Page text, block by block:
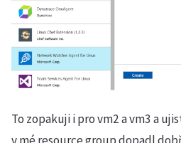
To zopakuji i pro vm2 a vm3 a